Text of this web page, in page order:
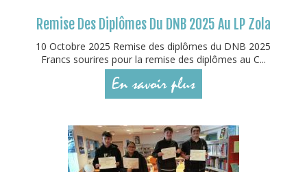
Remise Des Diplômes Du DNB 2025 Au LP Zola
10 Octobre 2025 Remise des diplômes du DNB 2025
Francs sourires pour la remise des diplômes au C...
En savoir plus